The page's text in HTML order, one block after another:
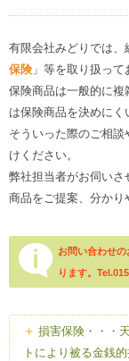
有限会社みどりでは、
保険 」等を取り扱って
保険商品は一般的に
は保険商品を決めにく
そういった際のご相
けください。
弊社担当者がお伺い
商品をご提案、分かり
お問い合わせ
ります。
損害保険・・・
トにより被る金銭